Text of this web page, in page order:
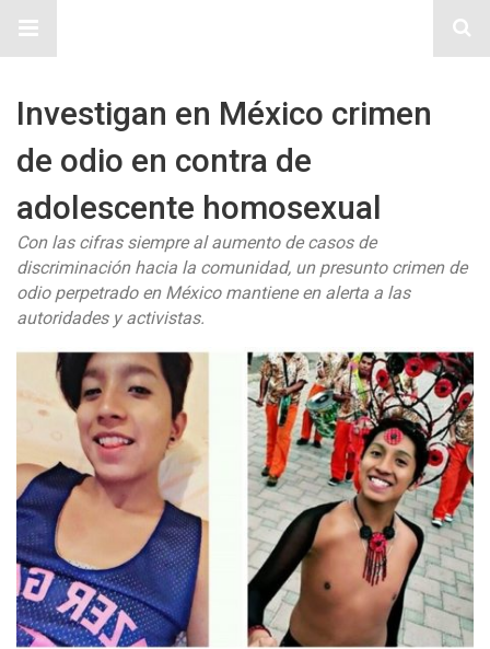
Investigan en México crimen
de odio en contra de
adolescente homosexual
Con las cifras siempre al aumento de casos de
discriminación hacia la comunidad, un presunto crimen de
odio perpetrado en México mantiene en alerta a las
autoridades y activistas.